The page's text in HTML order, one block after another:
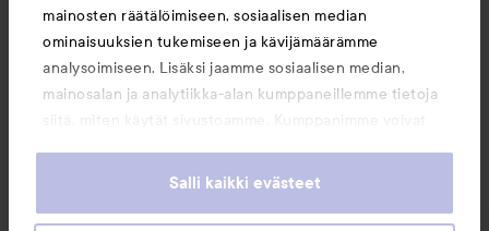
mainosten räätälöimiseen, sosiaalisen median
ominaisuuksien tukemiseen ja kävijämäärämme
analysoimiseen. Lisäksi jaamme sosiaalisen median,
mainosalan ja analytiikka-alan kumppaneillemme tietoja
heille tai joita on kerätty, kun olet käyttänyt heidän
evästeiden käytön.
Salli kaikki evästeet